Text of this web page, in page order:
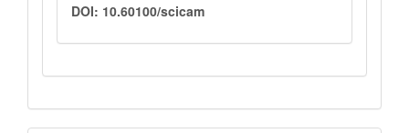
DOI: 10.60100/scicam